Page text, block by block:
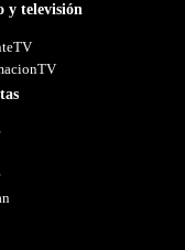
y televisión